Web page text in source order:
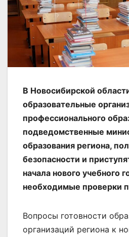
В Новосибирской
образовательные
профессионального
подведомственные
образования региона,
безопасности и
начала нового учебного
необходимые проверки
Вопросы готовности
организаций региона к